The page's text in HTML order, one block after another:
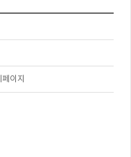
이지